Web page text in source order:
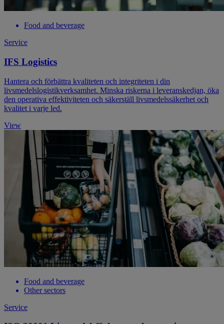
Food and beverage
Service
IFS Logistics
Hantera och förbättra kvaliteten och integriteten i din
livsmedelslogistikverksamhet. Minska riskerna i leveranskedjan, öka
den operativa effektiviteten och säkerställ livsmedelssäkerhet och
kvalitet i varje led.
View
Food and beverage
Other sectors
Service